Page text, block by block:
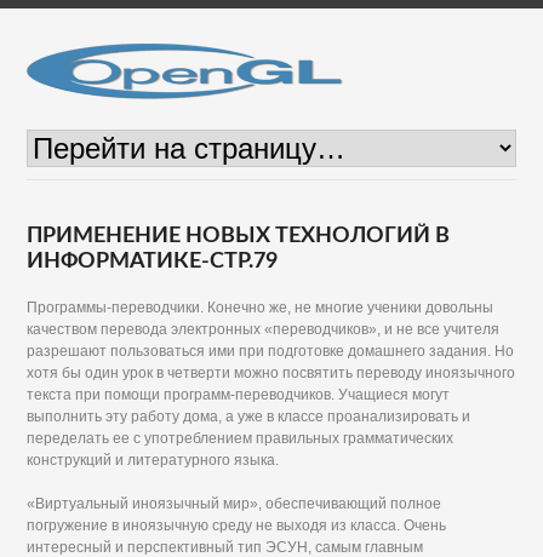
ПРИМЕНЕНИЕ НОВЫХ ТЕХНОЛОГИЙ В
ИНФОРМАТИКЕ-СТР.79
Программы-переводчики. Конечно же, не многие ученики довольны
качеством перевода электронных «переводчиков», и не все учителя
разрешают пользоваться ими при подготовке домашнего задания. Но
хотя бы один урок в четверти можно посвятить переводу иноязычного
текста при помощи программ-переводчиков. Учащиеся могут
выполнить эту работу дома, а уже в классе проанализировать и
переделать ее с употреблением правильных грамматических
конструкций и литературного языка.
«Виртуальный иноязычный мир», обеспечивающий полное
погружение в иноязычную среду не выходя из класса. Очень
интересный и перспективный тип ЭСУН, самым главным